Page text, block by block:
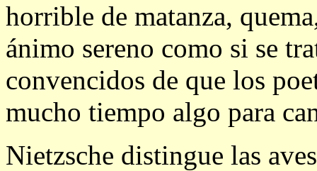
horrible de matanza,
ánimo sereno como si se
convencidos de que los
mucho tiempo algo para
Nietzsche distingue las